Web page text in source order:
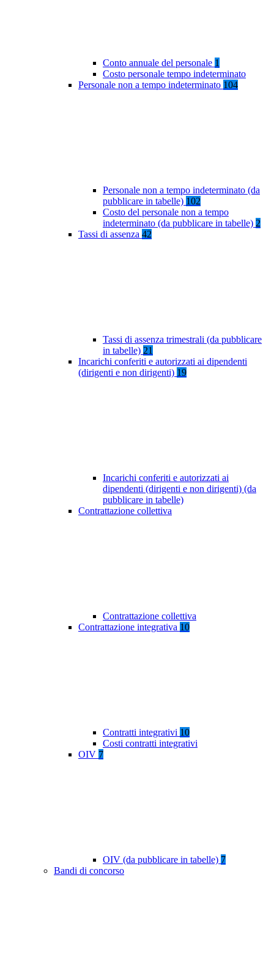
Conto annuale del personale 1
Costo personale tempo indeterminato
Personale non a tempo indeterminato 104
Personale non a tempo indeterminato (da
pubblicare in tabelle) 102
Costo del personale non a tempo
indeterminato (da pubblicare in tabelle) 2
Tassi di assenza 42
Tassi di assenza trimestrali (da pubblicare
in tabelle) 21
Incarichi conferiti e autorizzati ai dipendenti
(dirigenti e non dirigenti) 19
Incarichi conferiti e autorizzati ai
dipendenti (dirigenti e non dirigenti) (da
pubblicare in tabelle)
Contrattazione collettiva
Contrattazione collettiva
Contrattazione integrativa 10
Contratti integrativi 10
Costi contratti integrativi
OIV 7
OIV (da pubblicare in tabelle) 7
Bandi di concorso